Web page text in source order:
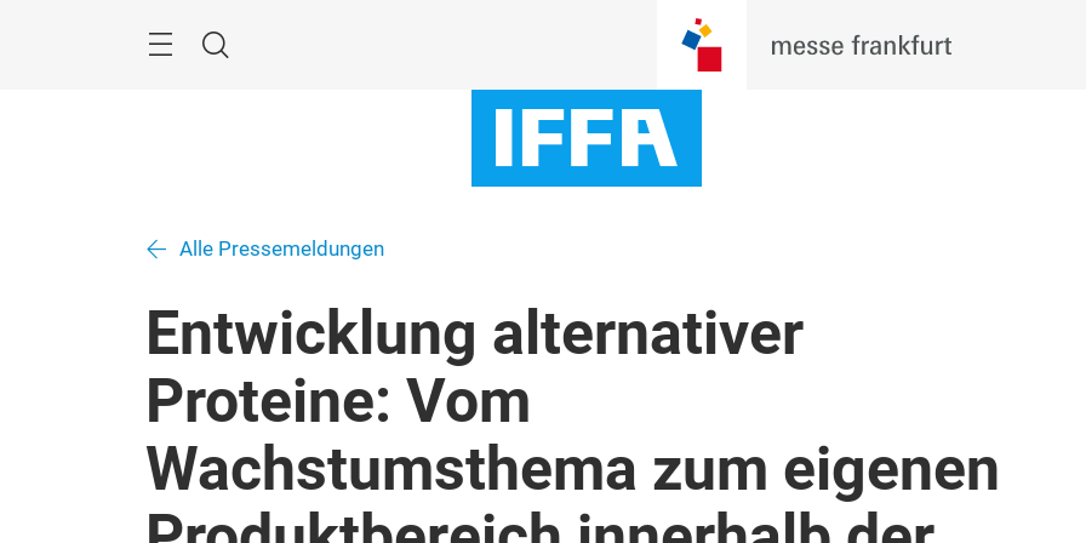
Suche
Alle Pressemeldungen
Entwicklung alternativer
Proteine: Vom
Wachstumsthema zum eigenen